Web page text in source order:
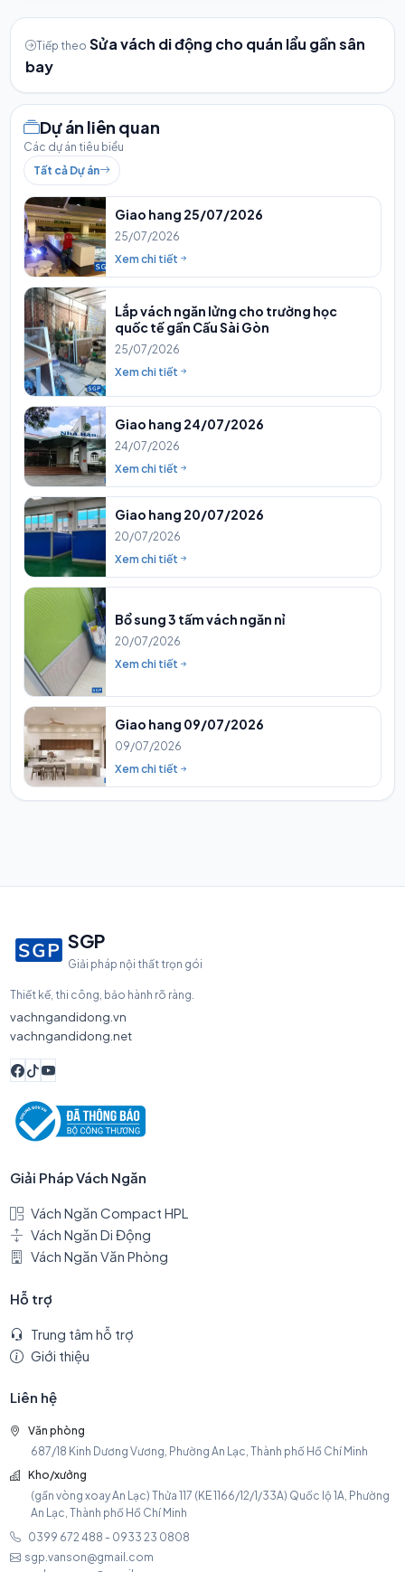
Tiếp theo Sửa vách di động cho quán lẩu gần sân
bay
Dự án liên quan
Các dự án tiêu biểu
Tất cả Dự án
Giao hang 25/07/2026
25/07/2026
Xem chi tiết
Lắp vách ngăn lửng cho trường học
quốc tế gần Cấu Sài Gòn
25/07/2026
Xem chi tiết
Giao hang 24/07/2026
24/07/2026
Xem chi tiết
Giao hang 20/07/2026
20/07/2026
Xem chi tiết
Bổ sung 3 tấm vách ngăn nỉ
20/07/2026
Xem chi tiết
Giao hang 09/07/2026
09/07/2026
Xem chi tiết
SGP
Giải pháp nội thất trọn gói
Thiết kế, thi công, bảo hành rõ ràng.
vachngandidong.vn
vachngandidong.net
Giải Pháp Vách Ngăn
Vách Ngăn Compact HPL
Vách Ngăn Di Động
Vách Ngăn Văn Phòng
Hỗ trợ
Trung tâm hỗ trợ
Giới thiệu
Liên hệ
Văn phòng
687/18 Kinh Dương Vương, Phường An Lạc, Thành phố Hồ Chí Minh
Kho/xưởng
(gần vòng xoay An Lạc) Thửa 117 (KE 1166/12/1/33A) Quốc lộ 1A, Phường
An Lạc, Thành phố Hồ Chí Minh
0399 672 488 - 0933 23 0808
sgp.vanson@gmail.com